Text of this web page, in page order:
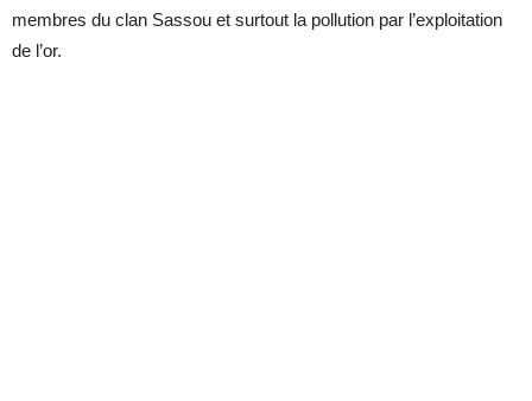
membres du clan Sassou et surtout la pollution par l’exploitation
de l’or.